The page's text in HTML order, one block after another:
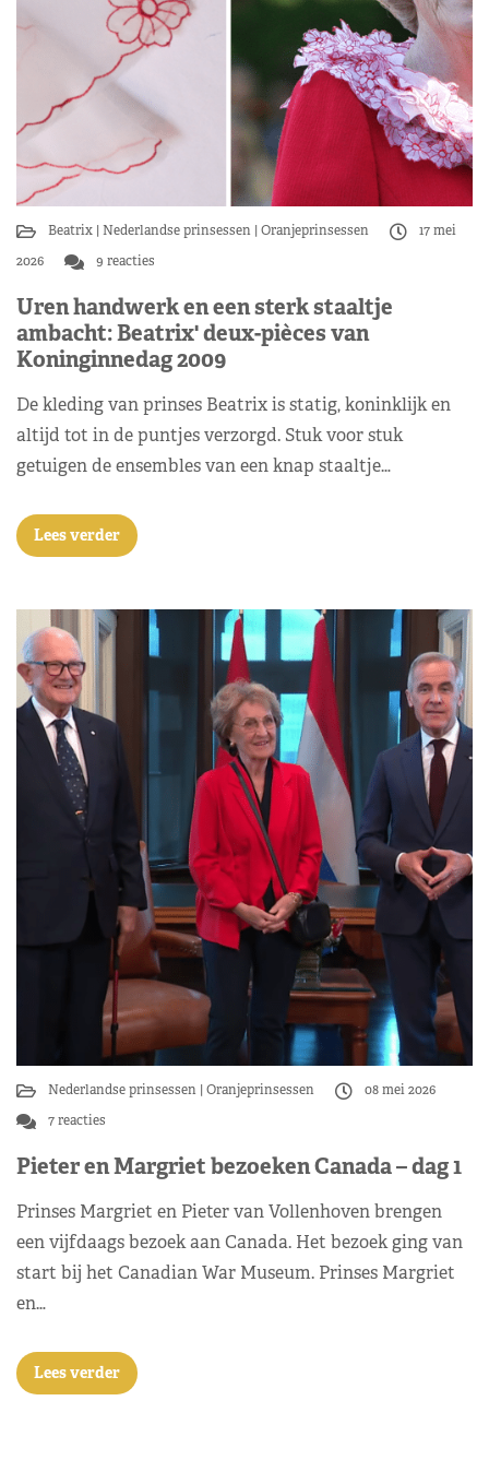
Beatrix Nederlandse prinsessen Oranjeprinsessen
17 mei
2026
9 reacties
Uren handwerk en een sterk staaltje
ambacht: Beatrix' deux-pièces van
Koninginnedag 2009
De kleding van prinses Beatrix is statig, koninklijk en
altijd tot in de puntjes verzorgd. Stuk voor stuk
getuigen de ensembles van een knap staaltje…
Lees verder
Nederlandse prinsessen Oranjeprinsessen
08 mei 2026
7 reacties
Pieter en Margriet bezoeken Canada – dag 1
Prinses Margriet en Pieter van Vollenhoven brengen
een vijfdaags bezoek aan Canada. Het bezoek ging van
start bij het Canadian War Museum. Prinses Margriet
en…
Lees verder